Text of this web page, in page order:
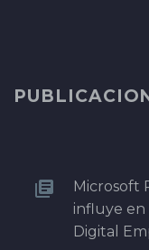
Microsoft
influye en
Digital